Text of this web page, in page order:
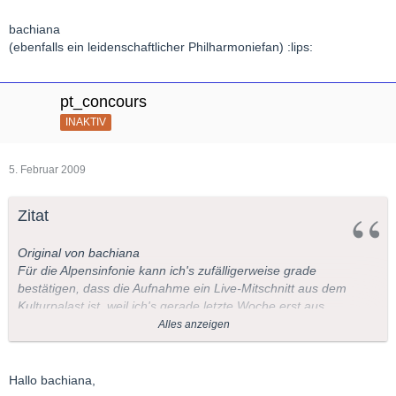
bachiana
(ebenfalls ein leidenschaftlicher Philharmoniefan) :lips:
pt_concours
INAKTIV
5. Februar 2009
Zitat
Original von bachiana
Für die Alpensinfonie kann ich's zufälligerweise grade
bestätigen, dass die Aufnahme ein Live-Mitschnitt aus dem
Kulturpalast ist, weil ich's gerade letzte Woche erst aus
berufenem (d.h. Philharmoniker-)Mund gehört habe.
Aufnahmen gelten. Offenbar macht auch für die Philharmonie
Alles anzeigen
Hallo bachiana,